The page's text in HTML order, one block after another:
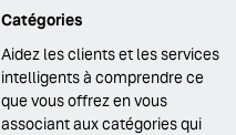
Catégories
Aidez les clients et les services
intelligents à comprendre ce
que vous offrez en vous
associant aux catégories qui